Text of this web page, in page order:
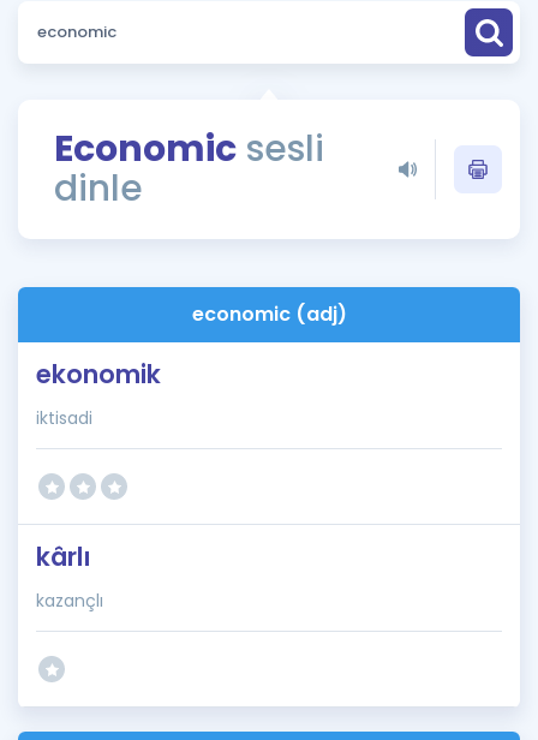
Sözlük
Rehberlik Aracı
ÖSYM Sınav Takvimi
İngilizce Gramer
Hakkımızda
Economic sesli
dinle
economic (adj)
ekonomik
iktisadi
kârlı
kazançlı